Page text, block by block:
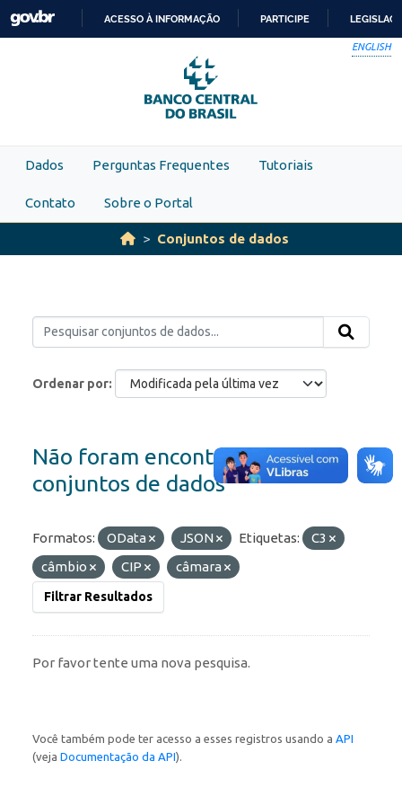
Skip to main content
PARA
O
CONTEÚDO
ACESSO À INFORMAÇÃO PARTICIPE
ENGLISH
Dados Perguntas Frequentes Tutoriais
Contato Sobre o Portal
Conjuntos de dados
Ordenar por
Não foram encontrados
conjuntos de dados
Formatos: OData JSON Etiquetas:
C3
câmbio
CIP câmara
Filtrar Resultados
Por favor tente uma nova pesquisa.
Você também pode ter acesso a esses registros usando a API
(veja Documentação da API).